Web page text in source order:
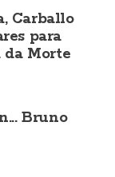
Carballo
para
da Morte
Bruno